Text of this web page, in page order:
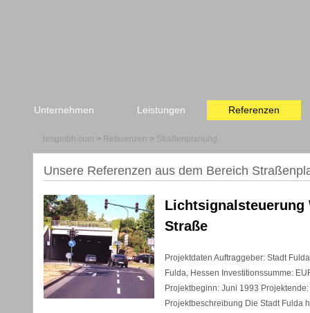
Unternehmen Leistungen Referenzen
hmgmbh.com > Referenzen > Straßenplanung
Unsere Referenzen aus dem Bereich
Lichtsignalsteuerung
Straße
Projektdaten Auftraggeber: Stadt
Fulda, Hessen Investitionssumme:
Projektbeginn: Juni 1993
Projektbeschreibung Die Stadt Fulda